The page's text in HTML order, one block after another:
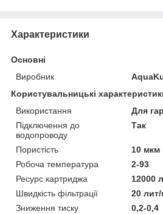
Характеристики
Основні
Виробник
Користувальницькі
Використання
Для
Підключення до
водопроводу
Так
Пористість
10 мкм
Робоча температура
2-93
Ресурс картриджа
12000 л
Швидкість фільтрації
20
Зниження тиску
0,2-0,4